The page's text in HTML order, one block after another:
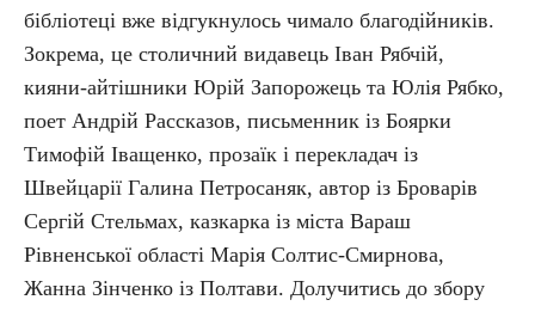
бібліотеці вже відгукнулось чимало благодійників.
Зокрема, це столичний видавець Іван Рябчій,
кияни-айтішники Юрій Запорожець та Юлія Рябко,
поет Андрій Рассказов, письменник із Боярки
Тимофій Іващенко, прозаїк і перекладач із
Швейцарії Галина Петросаняк, автор із Броварів
Сергій Стельмах, казкарка із міста Вараш
Рівненської області Марія Солтис-Смирнова,
Жанна Зінченко із Полтави. Долучитись до збору